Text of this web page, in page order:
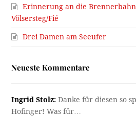
Erinnerung an die
Völsersteg/Fié
Drei Damen am Seeufer
Neueste Kommentare
Ingrid Stolz: Danke für diesen so
Hofinger! Was für…